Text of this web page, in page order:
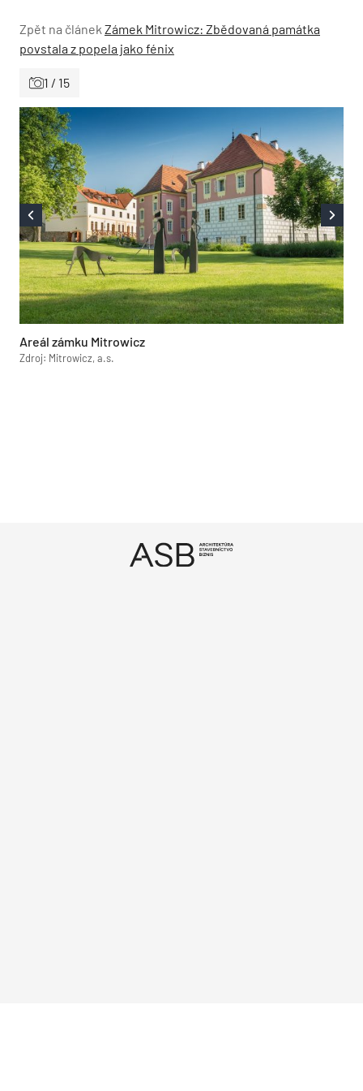
Zpět na článek Zámek Mitrowicz: Zbědovaná památka
povstala z popela jako fénix
1 / 15
Areál zámku Mitrowicz
Zdroj: Mitrowicz, a.s.